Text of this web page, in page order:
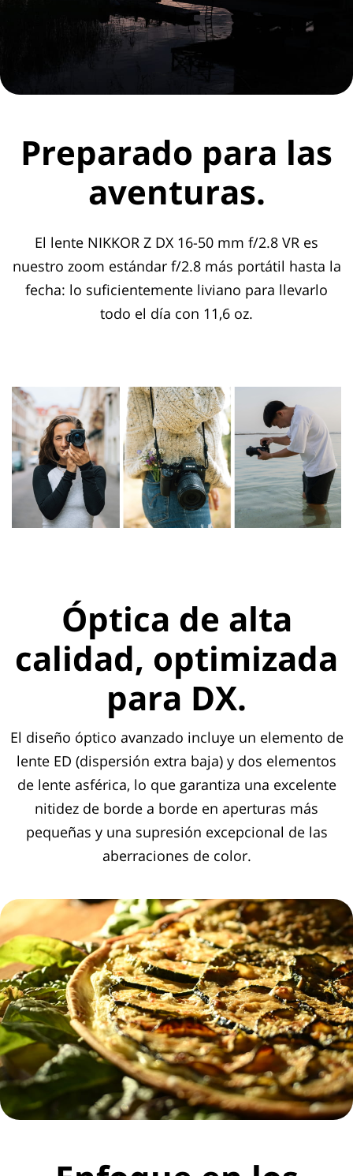
Preparado para las
aventuras.
El lente NIKKOR Z DX 16-50 mm f/2.8 VR es
nuestro zoom estándar f/2.8 más portátil hasta la
fecha: lo suficientemente liviano para llevarlo
todo el día con 11,6 oz.
Óptica de alta
calidad, optimizada
para DX.
El diseño óptico avanzado incluye un elemento de
lente ED (dispersión extra baja) y dos elementos
de lente asférica, lo que garantiza una excelente
nitidez de borde a borde en aperturas más
pequeñas y una supresión excepcional de las
aberraciones de color.